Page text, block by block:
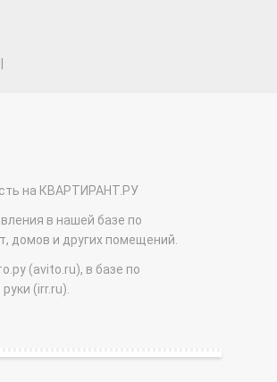
на КВАРТИРАНТ.РУ
в нашей базе по
домов и других помещений.
(avito.ru), в базе по
(irr.ru).